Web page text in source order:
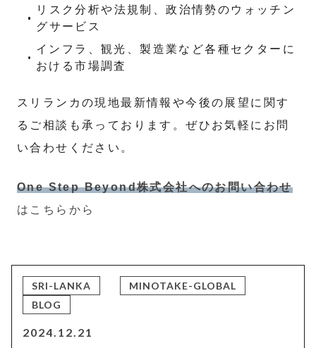
リスク分析や法規制、政治情勢のウォッチン
グサービス
インフラ、観光、製造業など各種セクターに
おける市場調査
スリランカの現地最新情報や今後の展望に関す
るご相談も承っております。ぜひお気軽にお問
い合わせください。
One Step Beyond株式会社へのお問い合わせ
はこちらから
SRI-LANKA
MINOTAKE-GLOBAL
BLOG
2024.12.21